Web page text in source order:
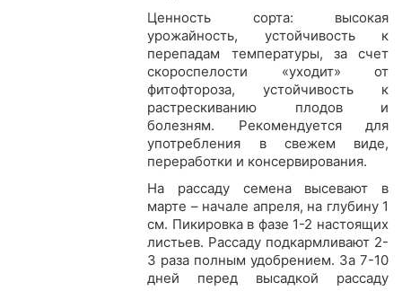
Ценность сорта: высокая
урожайность, устойчивость к
перепадам температуры, за счет
скороспелости «уходит» от
фитофтороза, устойчивость к
растрескиванию плодов и
болезням. Рекомендуется для
употребления в свежем виде,
переработки и консервирования.
На рассаду семена высевают в
марте – начале апреля, на глубину 1
см. Пикировка в фазе 1-2 настоящих
листьев. Рассаду подкармливают 2-
3 раза полным удобрением. За 7-10
дней перед высадкой рассаду